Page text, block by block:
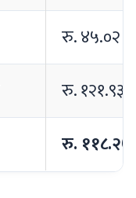
रु. ४५.०२
रु. १२१.९३
रु. ११८.२७